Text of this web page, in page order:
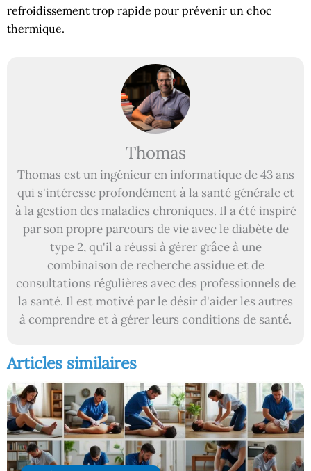
refroidissement trop rapide pour prévenir un choc
thermique.
Thomas
Thomas est un ingénieur en informatique de 43 ans
qui s'intéresse profondément à la santé générale et
à la gestion des maladies chroniques. Il a été inspiré
par son propre parcours de vie avec le diabète de
type 2, qu'il a réussi à gérer grâce à une
combinaison de recherche assidue et de
consultations régulières avec des professionnels de
la santé. Il est motivé par le désir d'aider les autres
à comprendre et à gérer leurs conditions de santé.
Articles similaires